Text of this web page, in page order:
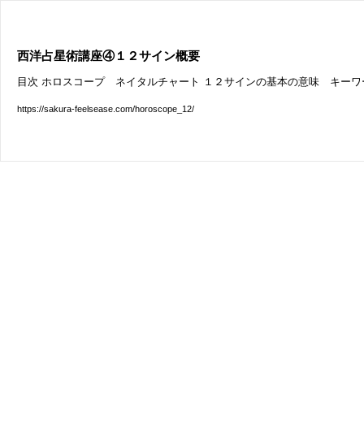
西洋占星術講座④１２サイン概要
目次 ホロスコープ ネイタルチャート １２サインの基本の意味 キー
https://sakura-feelsease.com/horoscope_12/